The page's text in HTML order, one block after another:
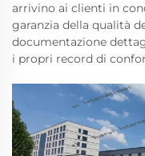
arrivino ai clienti in
garanzia della qualità
documentazione
i propri record di